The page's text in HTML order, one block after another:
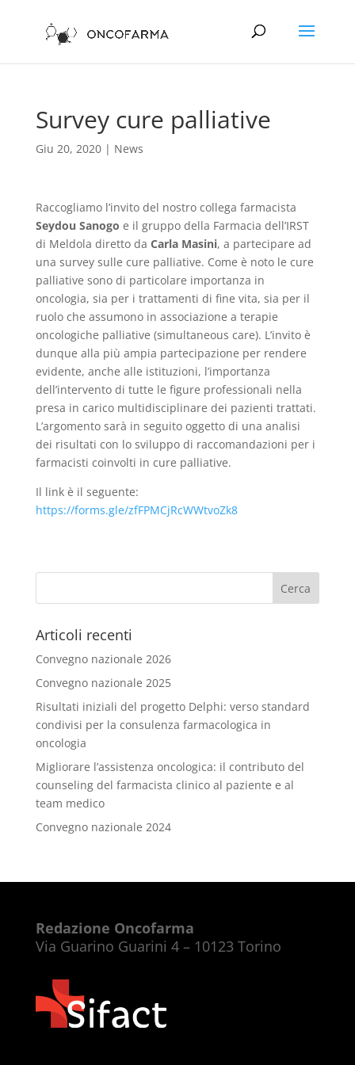
Survey cure palliative
Giu 20, 2020| News
Raccogliamo l’invito del nostro collega farmacista
Seydou Sanogo e il gruppo della Farmacia dell’IRST
di Meldola diretto da Carla Masini, a partecipare ad
una survey sulle cure palliative. Come è noto le cure
palliative sono di particolare importanza in
oncologia, sia per i trattamenti di fine vita, sia per il
ruolo che assumono in associazione a terapie
oncologiche palliative (simultaneous care). L’invito è
dunque alla più ampia partecipazione per rendere
evidente, anche alle istituzioni, l’importanza
dell’intervento di tutte le figure professionali nella
presa in carico multidisciplinare dei pazienti trattati.
L’argomento sarà in seguito oggetto di una analisi
dei risultati con lo sviluppo di raccomandazioni per i
farmacisti coinvolti in cure palliative.
Il link è il seguente:
https://forms.gle/zfFPMCjRcWWtvoZk8
Articoli recenti
Convegno nazionale 2026
Convegno nazionale 2025
Risultati iniziali del progetto Delphi: verso standard
condivisi per la consulenza farmacologica in
oncologia
Migliorare l’assistenza oncologica: il contributo del
counseling del farmacista clinico al paziente e al
team medico
Convegno nazionale 2024
Redazione Oncofarma
Via Guarino Guarini 4 – 10123 Torino